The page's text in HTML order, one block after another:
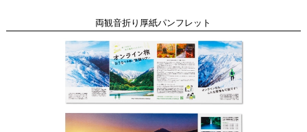
両観音折り厚紙パンフレット